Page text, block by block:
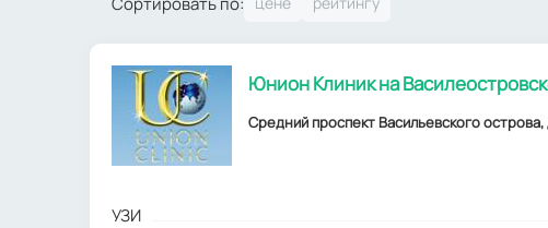
Юнион Клиник на
Средний проспект Васильевского
УЗИ